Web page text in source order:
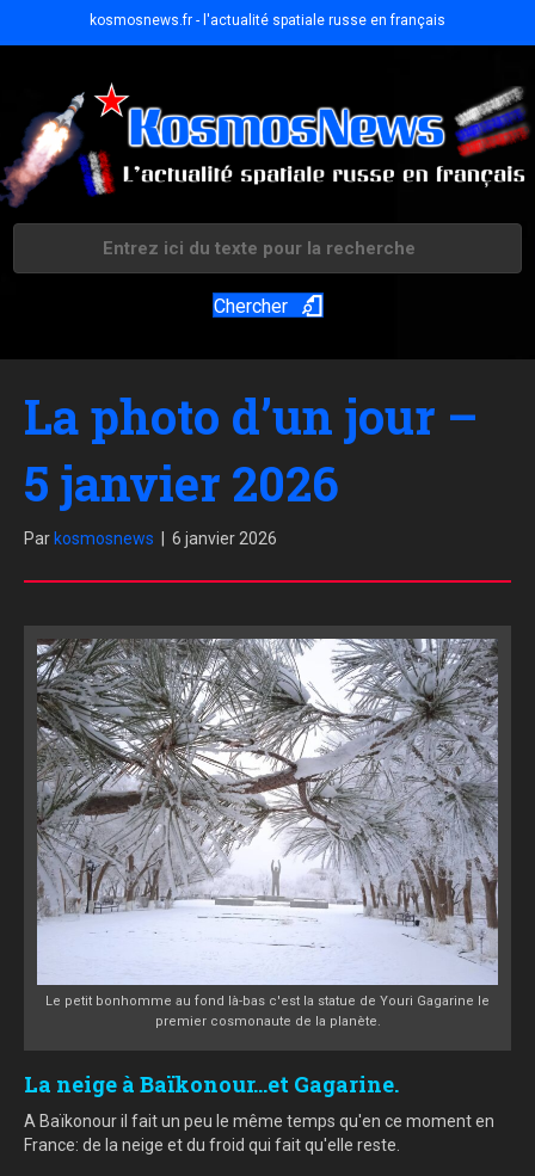
kosmosnews.fr - l'actualité spatiale russe en français
Chercher
La photo d’un jour –
5 janvier 2026
Par kosmosnews 6 janvier 2026
Le petit bonhomme au fond là-bas c'est la statue de Youri Gagarine le
premier cosmonaute de la planète.
La neige à Baïkonour...et Gagarine.
A Baïkonour il fait un peu le même temps qu'en ce moment en
France: de la neige et du froid qui fait qu'elle reste.